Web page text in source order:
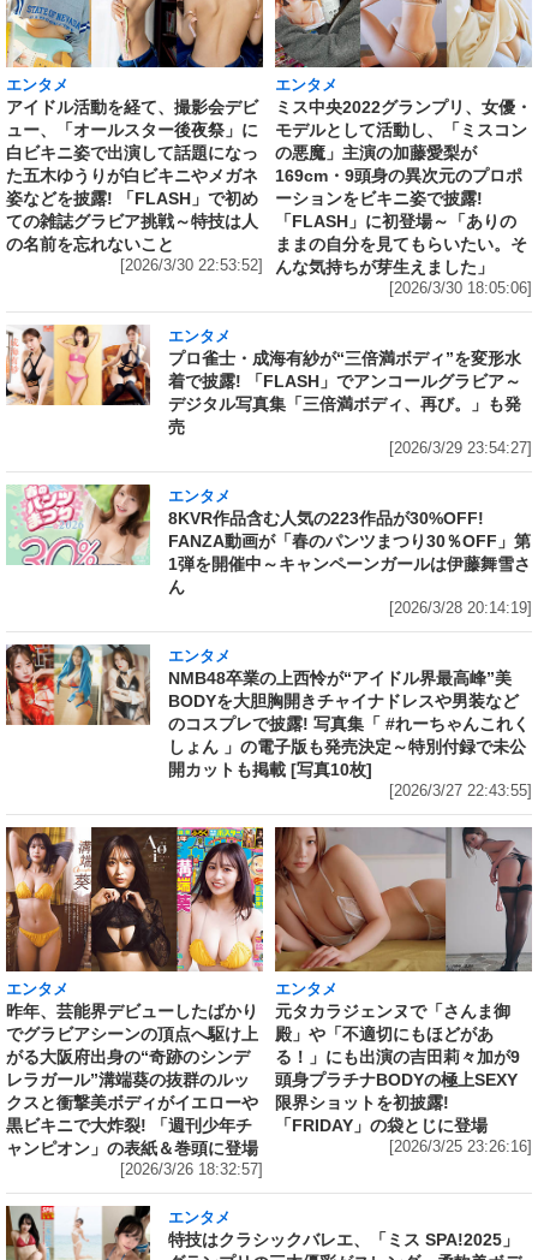
エンタメ
アイドル活動を経て、撮影会デビ
ュー、「オールスター後夜祭」に
白ビキニ姿で出演して話題になっ
た五木ゆうりが白ビキニやメガネ
姿などを披露! 「FLASH」で初め
ての雑誌グラビア挑戦～特技は人
の名前を忘れないこと
[2026/3/30 22:53:52]
エンタメ
ミス中央2022グランプリ、女優・
モデルとして活動し、「ミスコン
の悪魔」主演の加藤愛梨が
169cm・9頭身の異次元のプロポ
ーションをビキニ姿で披露!
「FLASH」に初登場～「ありの
ままの自分を見てもらいたい。そ
んな気持ちが芽生えました」
[2026/3/30 18:05:06]
エンタメ
プロ雀士・成海有紗が“三倍満ボディ”を変形水
着で披露! 「FLASH」でアンコールグラビア～
デジタル写真集「三倍満ボディ、再び。」も発
売
[2026/3/29 23:54:27]
エンタメ
8KVR作品含む人気の223作品が30%OFF!
FANZA動画が「春のパンツまつり30％OFF」第
1弾を開催中～キャンペーンガールは伊藤舞雪さ
ん
[2026/3/28 20:14:19]
エンタメ
NMB48卒業の上西怜が“アイドル界最高峰”美
BODYを大胆胸開きチャイナドレスや男装など
のコスプレで披露! 写真集「 #れーちゃんこれく
しょん 」の電子版も発売決定～特別付録で未公
開カットも掲載 [写真10枚]
[2026/3/27 22:43:55]
エンタメ
昨年、芸能界デビューしたばかり
でグラビアシーンの頂点へ駆け上
がる大阪府出身の“奇跡のシンデ
レラガール”溝端葵の抜群のルッ
クスと衝撃美ボディがイエローや
黒ビキニで大炸裂! 「週刊少年チ
ャンピオン」の表紙＆巻頭に登場
[2026/3/26 18:32:57]
エンタメ
元タカラジェンヌで「さんま御
殿」や「不適切にもほどがあ
る！」にも出演の吉田莉々加が9
頭身プラチナBODYの極上SEXY
限界ショットを初披露!
「FRIDAY」の袋とじに登場
[2026/3/25 23:26:16]
エンタメ
特技はクラシックバレエ、「ミス SPA!2025」